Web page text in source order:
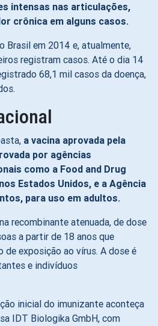
intensas nas articulações,
crônica em alguns casos.
Brasil em 2014 e, atualmente,
registram casos. Até o dia 14
68,1 mil casos da doença,
a vacina aprovada pela
por agências
como a Food and Drug
Estados Unidos, e a Agência
para uso em adultos.
recombinante atenuada, de dose
a partir de 18 anos que
de exposição ao vírus. A dose é
e indivíduos
inicial do imunizante aconteça
IDT Biologika GmbH, com